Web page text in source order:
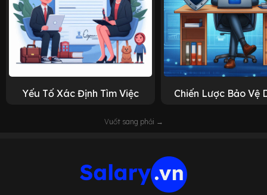
Yếu Tố Xác Định Tìm Việc Chiến Lược Bảo Vệ
Vuốt sang phải →